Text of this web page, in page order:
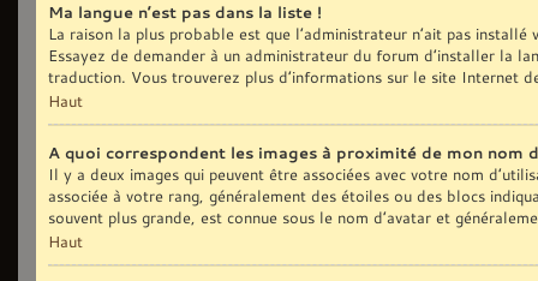
Ma langue n’est pas dans la liste !
La raison la plus probable est que l’administrateur n’ait pas
Essayez de demander à un administrateur du forum d’installer la
traduction. Vous trouverez plus d’informations sur le site Internet
Haut
A quoi correspondent les images à proximité de mon nom
Il y a deux images qui peuvent être associées avec votre nom
associée à votre rang, généralement des étoiles ou des blocs
souvent plus grande, est connue sous le nom d’avatar et
Haut